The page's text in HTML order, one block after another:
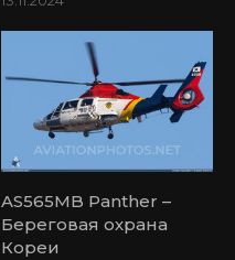
AS565MB Panther –
Береговая охрана
Кореи